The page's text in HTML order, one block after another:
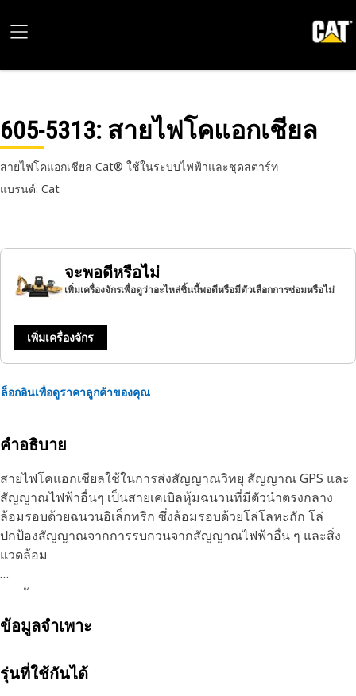
605-5313: สายไฟโคแอกเชียล
สายไฟโคแอกเชียล Cat® ใช้ในระบบไฟฟ้าและชุดสตาร์ท
แบรนด์: Cat
จะพอดีหรือไม่
เพิ่มเครื่องจักรเพื่อดูว่าอะไหล่ชิ้นนี้พอดีหรือมีตัวเลือกการซ่อมหรือไม่
เพิ่มเครื่องจักร
ล็อกอินเพื่อดูราคาลูกค้าของคุณ
คำอธิบาย
สายไฟโคแอกเชียลใช้ในการส่งสัญญาณวิทยุ สัญญาณ GPS และ
สัญญาณไฟฟ้าอื่นๆ เป็นสายเคเบิลหุ้มฉนวนที่มีตัวนําตรงกลาง
ล้อมรอบด้วยฉนวนอิเล็กทริก ซึ่งล้อมรอบด้วยโล่โลหะถัก โล่
ปกป้องสัญญาณจากการรบกวนจากสัญญาณไฟฟ้าอื่น ๆ และสิ่ง
แวดล้อม
คุณลักษณะ:
•ผลิตตามข้อกําหนดที่แม่นยําและสร้างขึ้นเพื่อความทนทานและ
การใช้งาน:
ข้อมูลจำเพาะ
รุ่นที่ใช้กันได้